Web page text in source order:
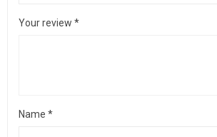
Your review *
Name *